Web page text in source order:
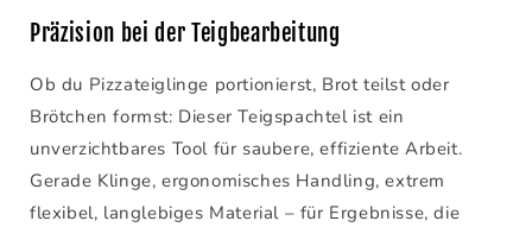
TeigspachtelTeigspachtel
Präzision bei der Teigbearbeitung
Ob du Pizzateiglinge portionierst, Brot teilst oder
Brötchen formst: Dieser Teigspachtel ist ein
unverzichtbares Tool für saubere, effiziente Arbeit.
Gerade Klinge, ergonomisches Handling, extrem
flexibel, langlebiges Material – für Ergebnisse, die